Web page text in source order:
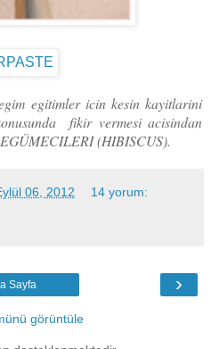
egitimler icin kesin kayitlarini
fikir vermesi acisindan
(HIBISCUS).
06, 2012 14 yorum:
›
Sayfa
görüntüle